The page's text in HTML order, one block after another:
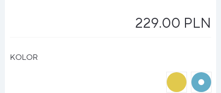
229.00 PLN
KOLOR
halo
halo
?